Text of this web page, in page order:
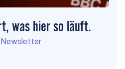
was hier so läuft.